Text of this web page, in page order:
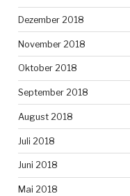
Dezember 2018
November 2018
Oktober 2018
September 2018
August 2018
Juli 2018
Juni 2018
Mai 2018